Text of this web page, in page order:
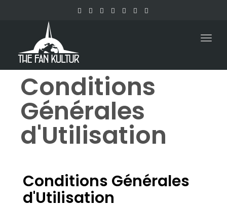
Conditions
Générales
d'Utilisation
Conditions Générales
d'Utilisation